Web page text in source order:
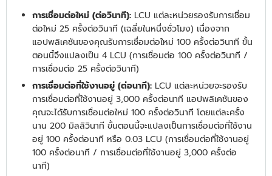
การเชื่อมต่อใหม่ (ต่อวินาที): LCU แต่ละหน่วยรองรับการเชื่อม
ต่อใหม่ 25 ครั้งต่อวินาที (เฉลี่ยในหนึ่งชั่วโมง) เนื่องจาก
แอปพลิเคชันของคุณรับการเชื่อมต่อใหม่ 100 ครั้งต่อวินาที ขั้น
ตอนนี้จึงแปลงเป็น 4 LCU (การเชื่อมต่อ 100 ครั้งต่อวินาที /
การเชื่อมต่อ 25 ครั้งต่อวินาที)
การเชื่อมต่อที่ใช้งานอยู่ (ต่อนาที): LCU แต่ละหน่วยจะรองรับ
การเชื่อมต่อที่ใช้งานอยู่ 3,000 ครั้งต่อนาที แอปพลิเคชันของ
คุณจะได้รับการเชื่อมต่อใหม่ 100 ครั้งต่อวินาที โดยแต่ละครั้ง
นาน 200 มิลลิวินาที ขั้นตอนนี้จะแปลงเป็นการเชื่อมต่อที่ใช้งาน
อยู่ 100 ครั้งต่อนาที หรือ 0.03 LCU (การเชื่อมต่อที่ใช้งานอยู่
100 ครั้งต่อนาที / การเชื่อมต่อที่ใช้งานอยู่ 3,000 ครั้งต่อ
นาที)